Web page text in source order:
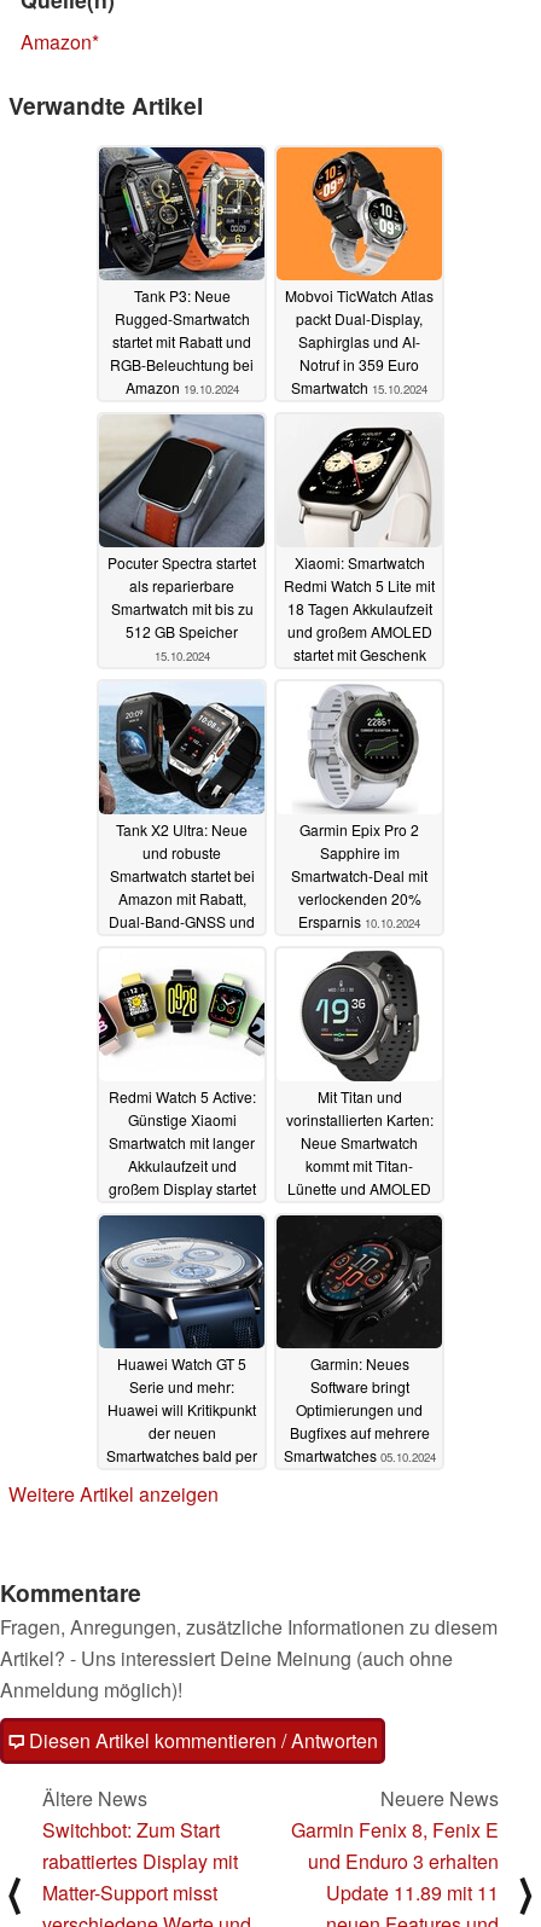
Amazon
Verwandte Artikel
Tank P3: Neue
Rugged-Smartwatch
startet mit Rabatt und
RGB-Beleuchtung bei
Amazon 19.10.2024
Mobvoi TicWatch Atlas
packt Dual-Display,
Saphirglas und AI-
Notruf in 359 Euro
Smartwatch 15.10.2024
Pocuter Spectra startet
als reparierbare
Smartwatch mit bis zu
512 GB Speicher
15.10.2024
Xiaomi: Smartwatch
Redmi Watch 5 Lite mit
18 Tagen Akkulaufzeit
und großem AMOLED
startet mit Geschenk
Tank X2 Ultra: Neue
und robuste
Smartwatch startet bei
Amazon mit Rabatt,
Dual-Band-GNSS und
11.10.2024
Garmin Epix Pro 2
Sapphire im
Smartwatch-Deal mit
verlockenden 20%
Ersparnis 10.10.2024
Redmi Watch 5 Active:
Günstige Xiaomi
Smartwatch mit langer
Akkulaufzeit und
großem Display startet
mit Geschenk09.10.2024
Mit Titan und
vorinstallierten Karten:
Neue Smartwatch
kommt mit Titan-
Lünette und AMOLED
08.10.2024
Huawei Watch GT 5
Serie und mehr:
Huawei will Kritikpunkt
der neuen
Smartwatches bald per
07.10.2024
Garmin: Neues
Software bringt
Optimierungen und
Bugfixes auf mehrere
Smartwatches 05.10.2024
Weitere Artikel anzeigen
Kommentare
Fragen, Anregungen, zusätzliche Informationen zu diesem
Artikel? - Uns interessiert Deine Meinung (auch ohne
Anmeldung möglich)!
Diesen Artikel kommentieren / Antworten
⟨
Ältere News
Switchbot: Zum Start
rabattiertes Display mit
Matter-Support misst
Neuere News
Garmin Fenix 8, Fenix E
und Enduro 3 erhalten
Update 11.89 mit 11
⟩